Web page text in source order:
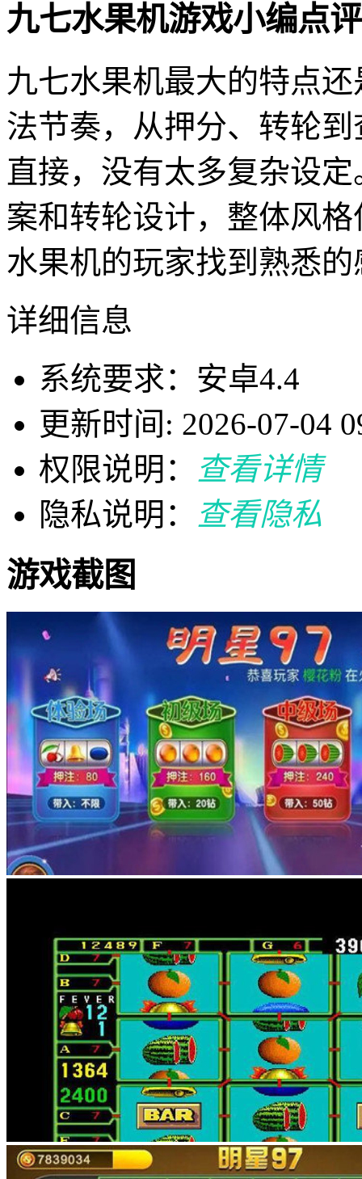
九七水果机游戏小编点评
九七水果机最大的特点
法节奏，从押分、转轮
直接，没有太多复杂设
案和转轮设计，整体风
水果机的玩家找到熟悉的
详细信息
系统要求：安卓4.4
更新时间: 2026-07-04
权限说明：
查看详情
隐私说明：
查看隐私
游戏截图